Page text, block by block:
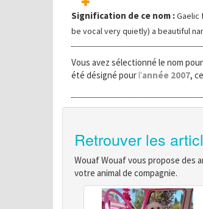
Signification de ce nom :Gaelic
be vocal very quietly) a beautiful
Vous avez sélectionné le nom
été désigné pourl'année 2007,
Retrouver les
Wouaf Wouaf vous propose des
votre animal de compagnie.